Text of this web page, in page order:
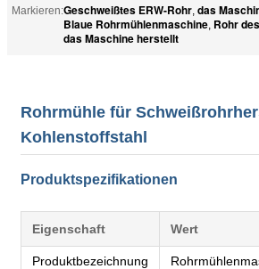
Markieren:Geschweißtes ERW-Rohr, das
Blaue Rohrmühlenmaschine, Rohr
das Maschine herstellt
Rohrmühle für
Kohlenstoffstahl
Produktspezifikationen
Eigenschaft Wert
Produktbezeichnung